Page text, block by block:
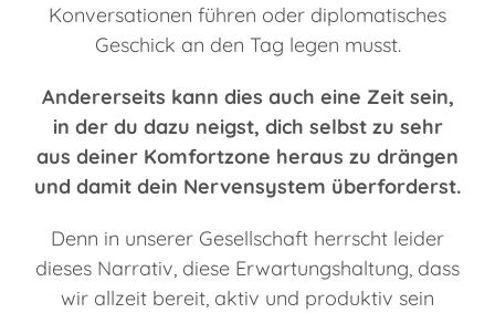
Konversationen führen oder diplomatisches
Geschick an den Tag legen musst.
Andererseits kann dies auch eine Zeit sein,
in der du dazu neigst, dich selbst zu sehr
aus deiner Komfortzone heraus zu drängen
und damit dein Nervensystem überforderst.
Denn in unserer Gesellschaft herrscht leider
dieses Narrativ, diese Erwartungshaltung, dass
wir allzeit bereit, aktiv und produktiv sein